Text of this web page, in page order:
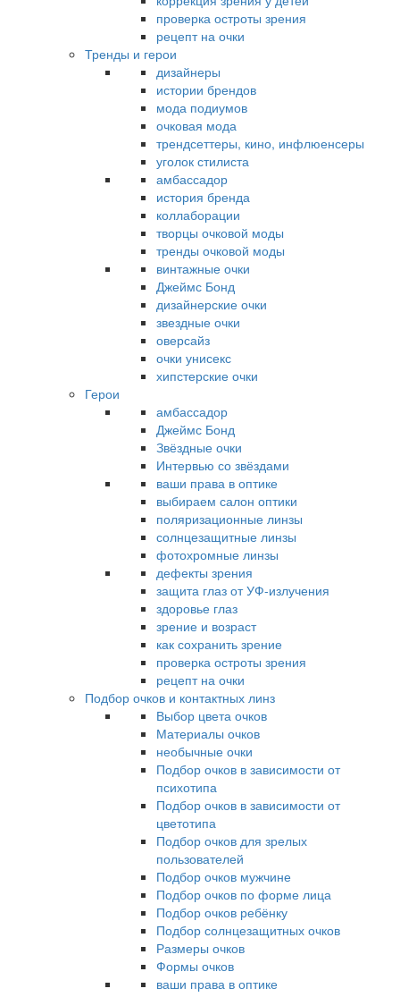
проверка остроты зрения
рецепт на очки
Тренды и герои
дизайнеры
истории брендов
мода подиумов
очковая мода
трендсеттеры, кино, инфлюенсеры
уголок стилиста
амбассадор
история бренда
коллаборации
творцы очковой моды
тренды очковой моды
винтажные очки
Джеймс Бонд
дизайнерские очки
звездные очки
оверсайз
очки унисекс
хипстерские очки
Герои
амбассадор
Джеймс Бонд
Звёздные очки
Интервью со звёздами
ваши права в оптике
выбираем салон оптики
поляризационные линзы
солнцезащитные линзы
фотохромные линзы
дефекты зрения
защита глаз от УФ-излучения
здоровье глаз
зрение и возраст
как сохранить зрение
проверка остроты зрения
рецепт на очки
Подбор очков и контактных линз
Выбор цвета очков
Материалы очков
необычные очки
Подбор очков в зависимости от
психотипа
Подбор очков в зависимости от
цветотипа
Подбор очков для зрелых
пользователей
Подбор очков мужчине
Подбор очков по форме лица
Подбор очков ребёнку
Подбор солнцезащитных очков
Размеры очков
Формы очков
ваши права в оптике